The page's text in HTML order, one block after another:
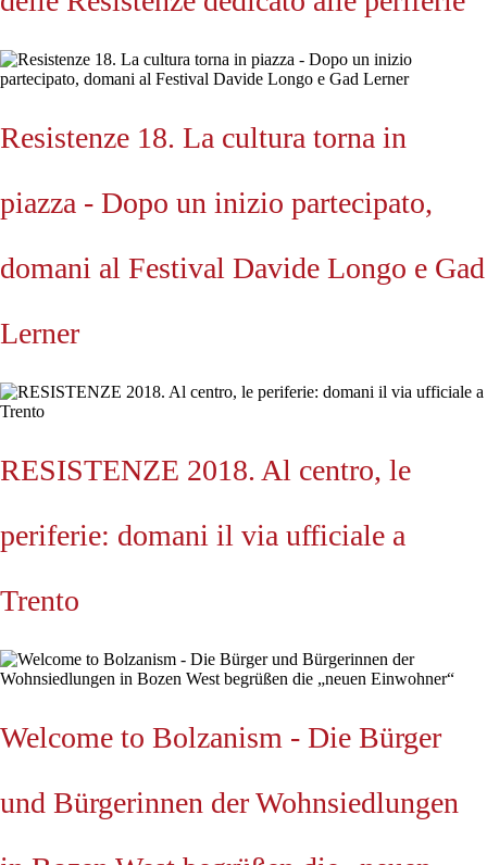
Resistenze 18. La cultura torna in
piazza - Dopo un inizio partecipato,
domani al Festival Davide Longo e Gad
Lerner
RESISTENZE 2018. Al centro, le
periferie: domani il via ufficiale a
Trento
Welcome to Bolzanism - Die Bürger
und Bürgerinnen der Wohnsiedlungen